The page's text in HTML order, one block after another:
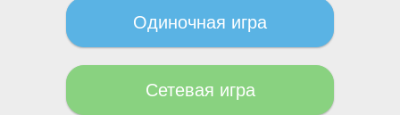
Одиночная игра
Сетевая игра